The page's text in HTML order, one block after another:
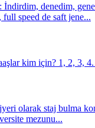
denedim,
speed de saft jene...
kim için? 1, 2, 3,
olarak staj bulma
mezunu...